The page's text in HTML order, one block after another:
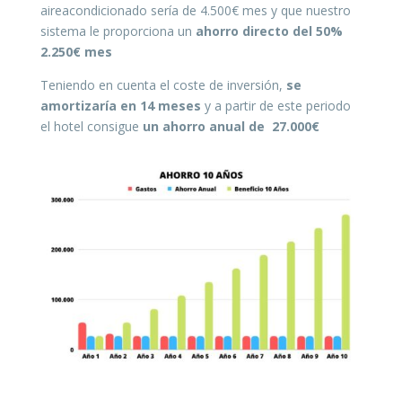
aireacondicionado sería de 4.500€ mes y que nuestro
sistema le proporciona un ahorro directo del 50%
2.250€ mes
Teniendo en cuenta el coste de inversión, se
amortizaría en 14 meses y a partir de este periodo
el hotel consigue un ahorro anual de 27.000€